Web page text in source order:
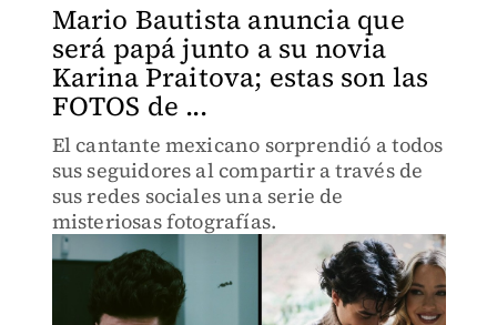
Mario Bautista anuncia que
será papá junto a su novia
Karina Praitova; estas son las
FOTOS de ...
El cantante mexicano sorprendió a todos
sus seguidores al compartir a través de
sus redes sociales una serie de
misteriosas fotografías.